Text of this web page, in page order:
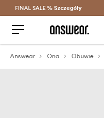
FINAL SALE % Szczegóły
Answear Ona Obuwie